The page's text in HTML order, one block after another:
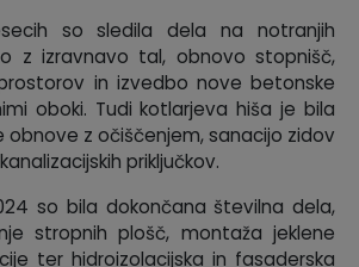
so sledila dela na notranjih
z izravnavo tal, obnovo stopnišč,
in izvedbo nove betonske
oboki. Tudi kotlarjeva hiša je bila
z očiščenjem, sanacijo zidov
priključkov.
so bila dokončana številna dela,
stropnih plošč, montaža jeklene
ter hidroizolacijska in fasaderska